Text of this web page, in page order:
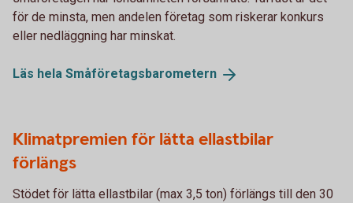
för de minsta, men andelen företag som riskerar konkurs
eller nedläggning har minskat.
Läs hela Småföretagsbarometern
Klimatpremien för lätta ellastbilar
förlängs
Stödet för lätta ellastbilar (max 3,5 ton) förlängs till den 30